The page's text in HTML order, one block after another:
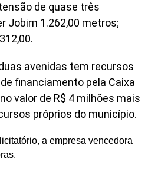
de quase três
Jobim 1.262,00 metros;
avenidas tem recursos
financiamento pela Caixa
valor de R$ 4 milhões mais
próprios do município.
a empresa vencedora